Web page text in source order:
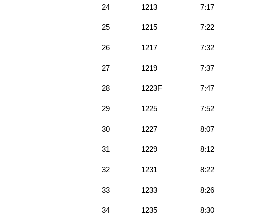
24 1213 7:17
25 1215 7:22
26 1217 7:32
27 1219 7:37
28 1223F 7:47
29 1225 7:52
30 1227 8:07
31 1229 8:12
32 1231 8:22
33 1233 8:26
34 1235 8:30